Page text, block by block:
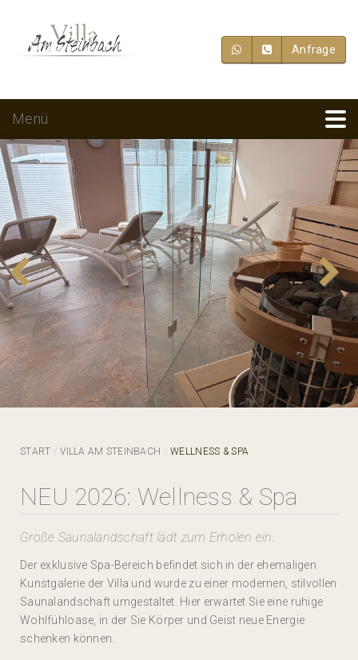
Anfrage
Menü
Previous Next
START VILLA AM STEINBACH WELLNESS & SPA
NEU 2026: Wellness & Spa
Große Saunalandschaft lädt zum Erholen ein.
Der exklusive Spa-Bereich befindet sich in der ehemaligen
Kunstgalerie der Villa und wurde zu einer modernen, stilvollen
Saunalandschaft umgestaltet. Hier erwartet Sie eine ruhige
Wohlfühloase, in der Sie Körper und Geist neue Energie
schenken können.